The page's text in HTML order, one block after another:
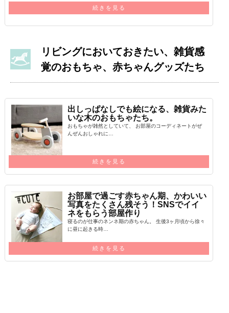
続きを見る
リビングにおいておきたい、雑貨感
覚のおもちゃ、赤ちゃんグッズたち
出しっぱなしでも絵になる、雑貨みた
いな木のおもちゃたち。
おもちゃが雑然としていて、 お部屋のコーディネートがぜ
んぜんおしゃれに…
続きを見る
お部屋で過ごす赤ちゃん期、かわいい
写真をたくさん残そう！SNSでイイ
ネをもらう部屋作り
寝るのが仕事のネンネ期の赤ちゃん。 生後3ヶ月頃から徐々
に昼に起きる時…
続きを見る